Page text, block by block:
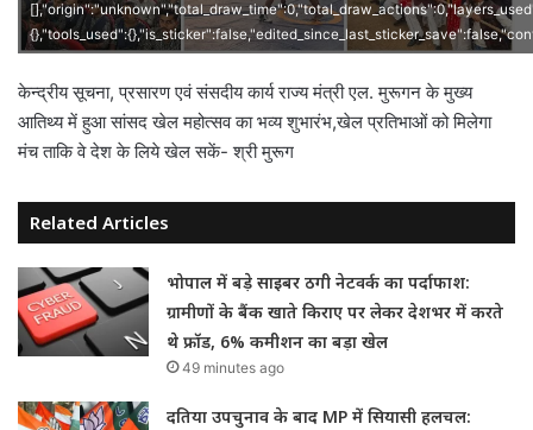
केन्द्रीय सूचना, प्रसारण एवं संसदीय कार्य राज्‍य मंत्री एल. मुरूगन के मुख्य
आतिथ्य में हुआ सांसद खेल महोत्‍सव का भव्‍य शुभारंभ,खेल प्रतिभाओं को मिलेगा
मंच ताकि वे देश के लिये खेल सकें- श्री मुरूग
Related Articles
भोपाल में बड़े साइबर ठगी नेटवर्क का पर्दाफाश:
ग्रामीणों के बैंक खाते किराए पर लेकर देशभर में करते
थे फ्रॉड, 6% कमीशन का बड़ा खेल
49 minutes ago
दतिया उपचुनाव के बाद MP में सियासी हलचल: